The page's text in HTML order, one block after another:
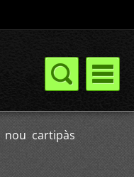
cartipàs